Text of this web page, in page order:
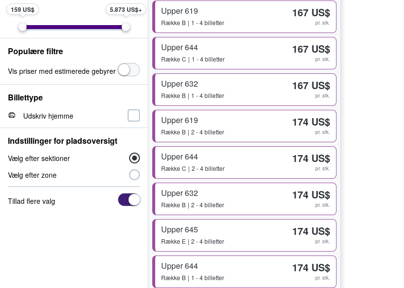
Upper 619
Række B 1 - 4 billetter
167 US$
pr. stk.
Upper 644
Række C 1 - 4 billetter
167 US$
pr. stk.
Upper 632
Række B 1 - 4 billetter
167 US$
pr. stk.
Upper 619
Række B 2 - 4 billetter
174 US$
pr. stk.
Upper 644
Række C 2 - 4 billetter
174 US$
pr. stk.
Upper 632
Række B 2 - 4 billetter
174 US$
pr. stk.
Upper 645
Række E 2 - 4 billetter
174 US$
pr. stk.
Upper 644
Række B 1 - 4 billetter
174 US$
pr. stk.
159 US$ 5.873 US$
Populære filtre
Vis priser med estimerede gebyrer
Billettype
Udskriv hjemme
Indstillinger for pladsoversigt
Vælg efter sektioner
Vælg efter zone
Tillad flere valg